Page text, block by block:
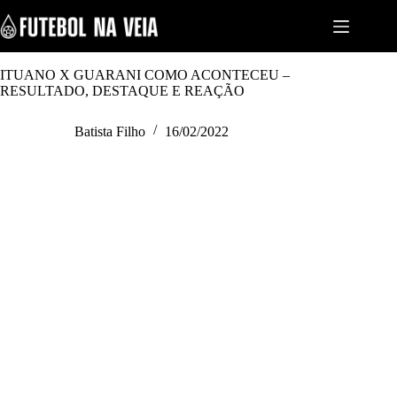
k
i
p
t
o
ITUANO X GUARANI COMO ACONTECEU –
RESULTADO, DESTAQUE E REAÇÃO
Batista Filho 16/02/2022